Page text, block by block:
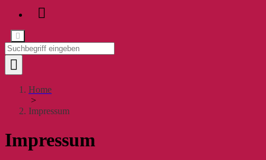
Home
>
Impressum
Impressum